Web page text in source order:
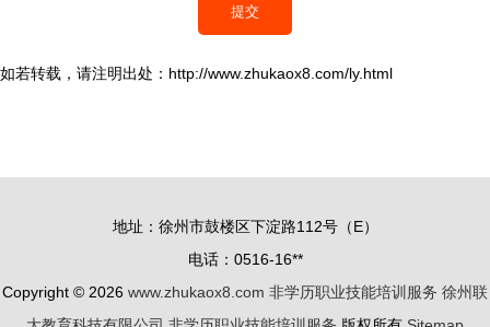
如若转载，请注明出处：http://www.zhukaox8.com/ly.html
地址：徐州市鼓楼区下淀路112号（E）
电话：0516-16**
Copyright © 2026 www.zhukaox8.com 非学历职业技能培训服务 徐州联